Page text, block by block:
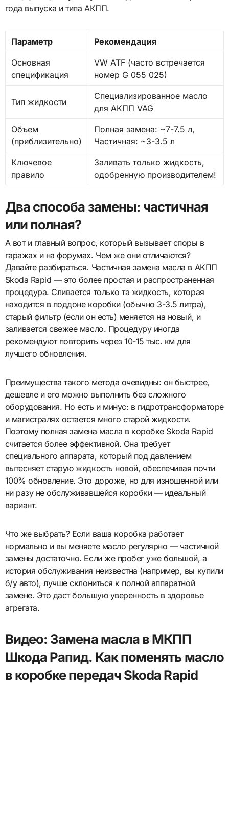
года выпуска и типа АКПП.
Параметр Рекомендация
Основная
спецификация
VW ATF (часто встречается
номер G 055 025)
Тип жидкости
Специализированное масло
для АКПП VAG
Объем
(приблизительно)
Полная замена: ~7-7.5 л,
Частичная: ~3-3.5 л
Ключевое
правило
Заливать только жидкость,
одобренную производителем!
Два способа замены: частичная
или полная?
А вот и главный вопрос, который вызывает споры в
гаражах и на форумах. Чем же они отличаются?
Давайте разбираться. Частичная замена масла в АКПП
Skoda Rapid — это более простая и распространенная
процедура. Сливается только та жидкость, которая
находится в поддоне коробки (обычно 3-3.5 литра),
старый фильтр (если он есть) меняется на новый, и
заливается свежее масло. Процедуру иногда
рекомендуют повторить через 10-15 тыс. км для
лучшего обновления.
Преимущества такого метода очевидны: он быстрее,
дешевле и его можно выполнить без сложного
оборудования. Но есть и минус: в гидротрансформаторе
и магистралях остается много старой жидкости.
Поэтому полная замена масла в коробке Skoda Rapid
считается более эффективной. Она требует
специального аппарата, который под давлением
вытесняет старую жидкость новой, обеспечивая почти
100% обновление. Это дороже, но для изношенной или
ни разу не обслуживавшейся коробки — идеальный
вариант.
Что же выбрать? Если ваша коробка работает
нормально и вы меняете масло регулярно — частичной
замены достаточно. Если же пробег уже большой, а
история обслуживания неизвестна (например, вы купили
б/у авто), лучше склониться к полной аппаратной
замене. Это даст большую уверенность в здоровье
агрегата.
Видео: Замена масла в МКПП
Шкода Рапид. Как поменять масло
в коробке передач Skoda Rapid